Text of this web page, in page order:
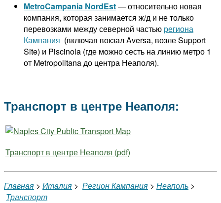
MetroCampania NordEst— относительно новая
компания, которая занимается ж/д и не только
перевозками между северной частью региона
Кампания (включая вокзал Aversa, возле Support
Site) и Piscinola (где можно сесть на линию метро 1
от Metropolitana до центра Неаполя).
Транспорт в центре Неаполя:
Транспорт в центре Неаполя (pdf)
Главная > Италия > Регион Кампания > Неаполь >
Транспорт